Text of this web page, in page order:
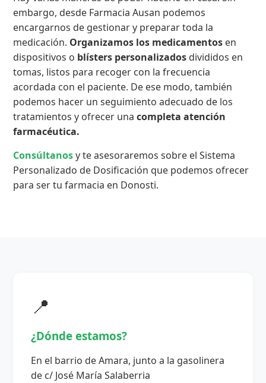
embargo, desde Farmacia Ausan podemos
encargarnos de gestionar y preparar toda la
medicación. Organizamos los medicamentos en
dispositivos o blísters personalizados divididos en
tomas, listos para recoger con la frecuencia
acordada con el paciente. De ese modo, también
podemos hacer un seguimiento adecuado de los
tratamientos y ofrecer unacompleta atención
farmacéutica.
Consúltanosy te asesoraremos sobre el Sistema
Personalizado de Dosificación que podemos ofrecer
para ser tu farmacia en Donosti.
📍
¿Dónde estamos?
En el barrio de Amara, junto a la gasolinera
de c/ José María Salaberria